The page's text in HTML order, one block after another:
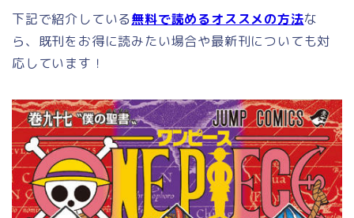
下記で紹介している無料で読めるオススメの方法な
ら、既刊をお得に読みたい場合や最新刊についても対
応しています！